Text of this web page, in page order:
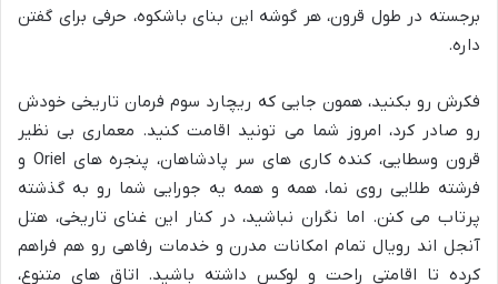
برجسته در طول قرون، هر گوشه این بنای باشکوه، حرفی برای گفتن
داره.
فکرش رو بکنید، همون جایی که ریچارد سوم فرمان تاریخی خودش
رو صادر کرد، امروز شما می تونید اقامت کنید. معماری بی نظیر
قرون وسطایی، کنده کاری های سر پادشاهان، پنجره های Oriel و
فرشته طلایی روی نما، همه و همه یه جورایی شما رو به گذشته
پرتاب می کنن. اما نگران نباشید، در کنار این غنای تاریخی، هتل
آنجل اند رویال تمام امکانات مدرن و خدمات رفاهی رو هم فراهم
کرده تا اقامتی راحت و لوکس داشته باشید. اتاق های متنوع،